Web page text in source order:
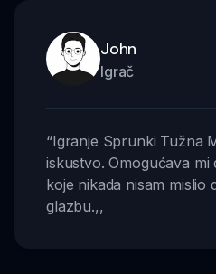
John
Igrač
“Igranje Sprunki Tužna
iskustvo. Omogućava mi
koje nikada nisam mislio
glazbu.,,